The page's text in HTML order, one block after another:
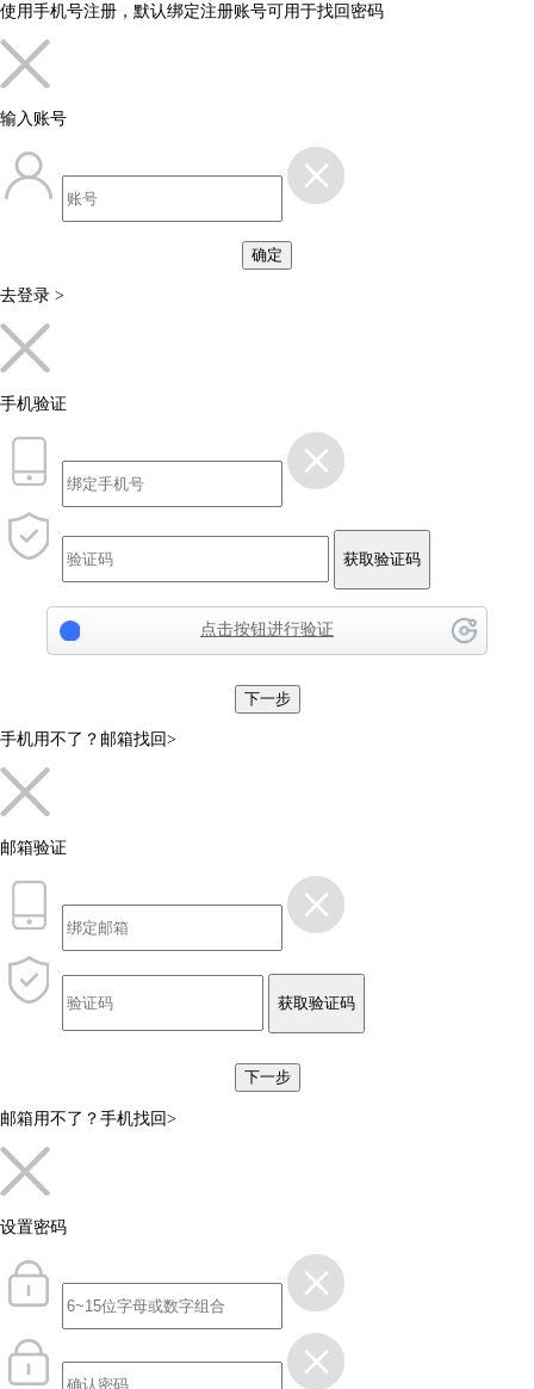
使用手机号注册，默认绑定注册账号可用于找回密码
输入账号
确定
去登录 >
手机验证
获取验证码
点击按钮进行验证
下一步
手机用不了？ 邮箱找回>
邮箱验证
获取验证码
下一步
邮箱用不了？ 手机找回>
设置密码